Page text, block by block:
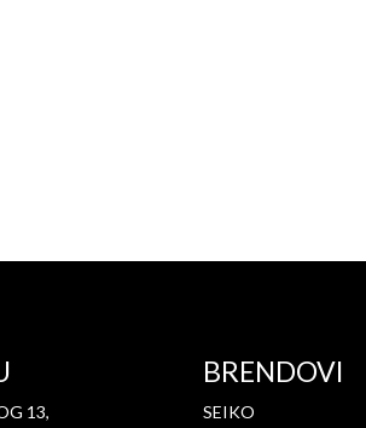
13,
BRENDOVI
SEIKO